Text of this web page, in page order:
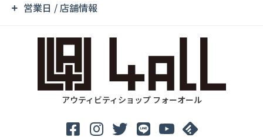
営業日 / 店舗情報
アウティビティショップ フォーオール